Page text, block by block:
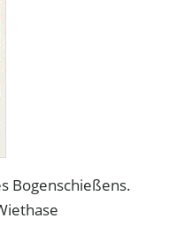
Bogenschießens.